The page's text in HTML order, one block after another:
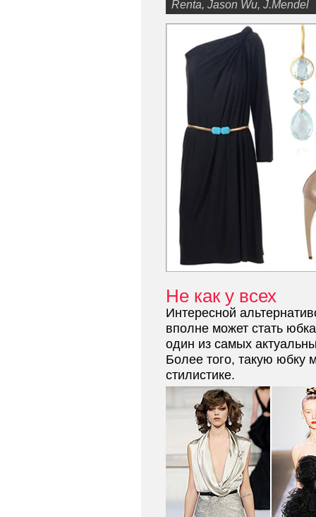
Renta, Jason Wu, J.Mendel
Не как у всех
Интересной
вполне может стать
один из самых
Более того, такую юбку
стилистике.